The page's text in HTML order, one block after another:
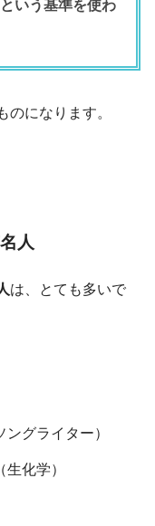
いう基準を使わ
になります。
人
は、とても多いで
グライター）
化学）